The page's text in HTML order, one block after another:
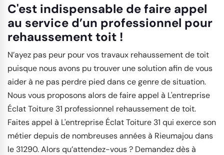
C'est indispensable de faire appel
au service d’un professionnel pour
rehaussement toit !
N’ayez pas peur pour vos travaux rehaussement de toit
puisque nous avons pu trouver une solution afin de vous
aider à ne pas perdre pied dans ce genre de situation.
Nous vous proposons alors de faire appel à L'entreprise
Éclat Toiture 31 professionnel rehaussement de toit.
Faites appel à L'entreprise Éclat Toiture 31 qui exerce son
métier depuis de nombreuses années à Rieumajou dans
le 31290. Alors qu’attendez-vous ? Demandez dès à